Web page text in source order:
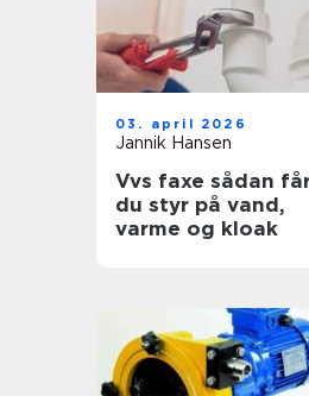
03. april 2026
Jannik Hansen
Vvs faxe sådan får
du styr på vand,
varme og kloak